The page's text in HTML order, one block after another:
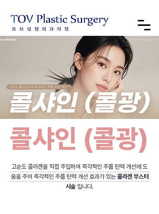
콜샤인 (콜광)
​고순도 콜라겐을 직접 주입하여 즉각적인 주름 탄력 개선에 도
움을 주어 즉각적인 주름 탄력 개선 효과가 있는 콜라겐 부스터
시술 입니다.